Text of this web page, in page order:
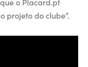
projeto do clube”.